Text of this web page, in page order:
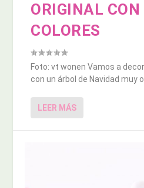
ORIGINAL
COLORES
Foto: vt wonen Vamos a
con un árbol de Navidad muy
LEER MÁS